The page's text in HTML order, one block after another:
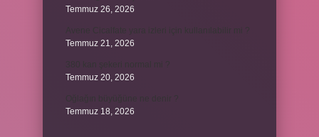
Temmuz 26, 2026
Temmuz 21, 2026
Temmuz 20, 2026
Temmuz 18, 2026